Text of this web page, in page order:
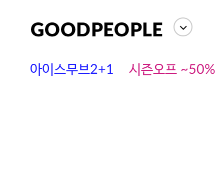
아이스무브2+1 시즌오프 ~50%
상세정보 사이즈 상품평(